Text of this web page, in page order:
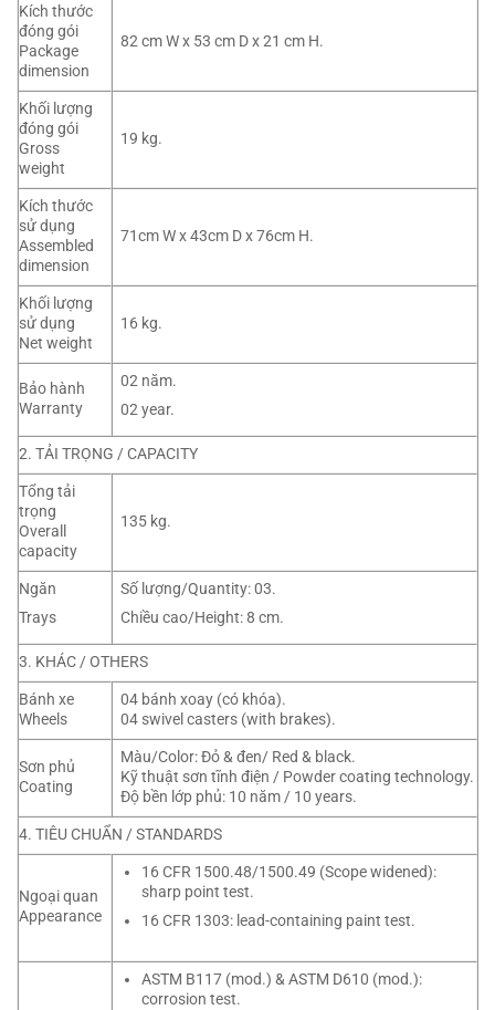
Kích thước
đóng gói
Package
dimension
82 cm W x 53 cm D x 21 cm H.
Khối lượng
đóng gói
Gross
weight
19 kg.
Kích thước
sử dụng
Assembled
dimension
71cm W x 43cm D x 76cm H.
Khối lượng
sử dụng
Net weight
16 kg.
Bảo hành
Warranty
02 năm.
02 year.
2. TẢI TRỌNG / CAPACITY
Tổng tải
trọng
Overall
capacity
135 kg.
Ngăn
Trays
Số lượng/Quantity: 03.
Chiều cao/Height: 8 cm.
3. KHÁC / OTHERS
Bánh xe
Wheels
04 bánh xoay (có khóa).
04 swivel casters (with brakes).
Sơn phủ
Coating
Màu/Color: Đỏ & đen/ Red & black.
Kỹ thuật sơn tĩnh điện / Powder coating technology.
Độ bền lớp phủ: 10 năm / 10 years.
4. TIÊU CHUẨN / STANDARDS
Ngoại quan
Appearance
16 CFR 1500.48/1500.49 (Scope widened):
sharp point test.
16 CFR 1303: lead-containing paint test.
ASTM B117 (mod.) & ASTM D610 (mod.):
corrosion test.